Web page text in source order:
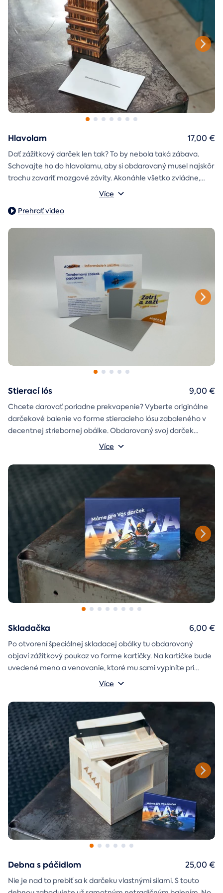
Hlavolam
Dať zážitkový darček len tak? To by nebola taká zábava.
Schovajte ho do hlavolamu, aby si obdarovaný musel najskôr
trochu zavariť mozgové závity. Akonáhle všetko zvládne,
objaví poukaz na zážitok i s vašim venováním.
Vonkajšie rozmery: 15,5 × 8,5 × 5 cm
Více
17,00 €
Prehrať video
Stierací lós
Chcete darovať poriadne prekvapenie? Vyberte originálne
darčekové balenie vo forme stieracieho lósu zabaleného v
decentnej striebornej obálke. Obdarovaný svoj darček
objaví až po chvíľke napätia počas stierania. Jedno je isté, u
Více
9,00 €
Skladačka
Po otvorení špeciálnej skladacej obálky tu obdarovaný
objaví zážitkový poukaz vo forme kartičky. Na kartičke bude
uvedené meno a venovanie, ktoré mu sami vyplníte pri
Více
6,00 €
Debna s páčidlom
Nie je nad to prebiť sa k darčeku vlastnými silami. S touto
25,00 €